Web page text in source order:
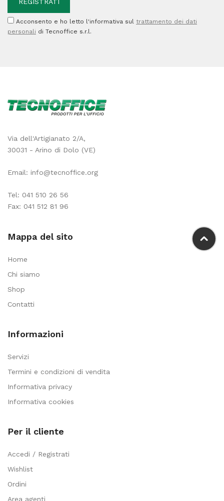
Acconsento e ho letto l'informativa sul trattamento dei dati
personali di Tecnoffice s.r.l.
Via dell'Artigianato 2/A,
30031 - Arino di Dolo (VE)
Email: info@tecnoffice.org
Tel: 041 510 26 56
Fax: 041 512 81 96
Mappa del sito
Home
Chi siamo
Shop
Contatti
Informazioni
Servizi
Termini e condizioni di vendita
Informativa privacy
Informativa cookies
Per il cliente
Accedi / Registrati
Wishlist
Ordini
Area agenti